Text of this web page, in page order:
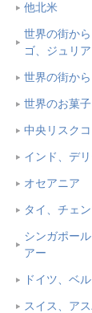
他北米
世界の街か
ゴ、ジュリ
世界の街か
世界のお菓
中央リスク
インド、デ
オセアニア
タイ、チェ
シンガポー
アー
ドイツ、ベ
スイス、ア